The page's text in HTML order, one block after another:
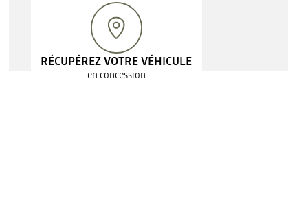
RÉCUPÉREZ VOTRE VÉHICULE
en concession